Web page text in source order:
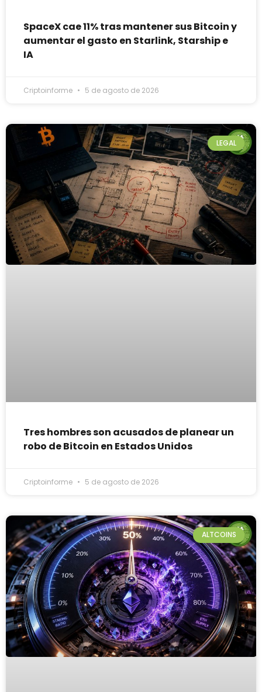
SpaceX cae 11% tras mantener sus Bitcoin y
aumentar el gasto en Starlink, Starship e
IA
Criptoinforme 5 de agosto de 2026
LEGAL
Tres hombres son acusados de planear un
robo de Bitcoin en Estados Unidos
Criptoinforme 5 de agosto de 2026
ALTCOINS